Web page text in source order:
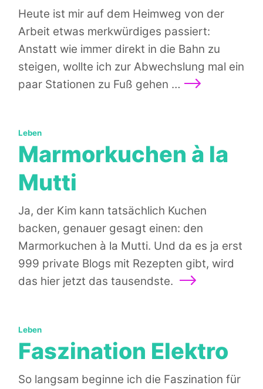
Heute ist mir auf dem Heimweg von der
Arbeit etwas merkwürdiges passiert:
Anstatt wie immer direkt in die Bahn zu
steigen, wollte ich zur Abwechslung mal ein
paar Stationen zu Fuß gehen … Weiterlesen
Marmorkuchen à la
Mutti
Ja, der Kim kann tatsächlich Kuchen
backen, genauer gesagt einen: den
Marmorkuchen à la Mutti. Und da es ja erst
999 private Blogs mit Rezepten gibt, wird
das hier jetzt das tausendste. Weiterlesen
Kategorien:
Leben
Faszination Elektro
So langsam beginne ich die Faszination für
Kategorien:
Leben